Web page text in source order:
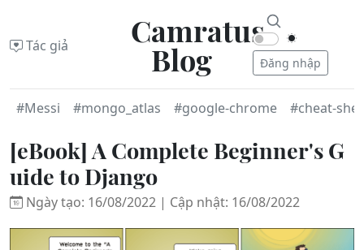
Tác giả Camratus
Blog Đăng nhập
#Messi #mongo_atlas #google-chrome #cheat-
[eBook] A Complete Beginner's G
uide to Django
Ngày tạo: 16/08/2022 | Cập nhật: 16/08/2022